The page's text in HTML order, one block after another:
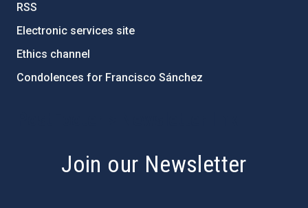
RSS
Electronic services site
Ethics channel
Condolences for Francisco Sánchez
Join our Newsletter